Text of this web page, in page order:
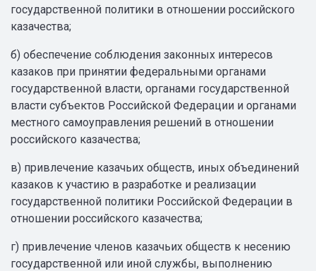
государственной политики в отношении российского
казачества;
б) обеспечение соблюдения законных интересов
казаков при принятии федеральными органами
государственной власти, органами государственной
власти субъектов Российской Федерации и органами
местного самоуправления решений в отношении
российского казачества;
в) привлечение казачьих обществ, иных объединений
казаков к участию в разработке и реализации
государственной политики Российской Федерации в
отношении российского казачества;
г) привлечение членов казачьих обществ к несению
государственной или иной службы, выполнению